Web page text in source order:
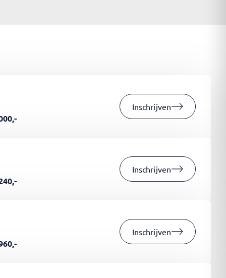
Inschrijven
Inschrijven
Inschrijven